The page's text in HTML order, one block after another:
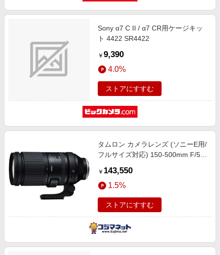
Sony α7 C II / α7 CR用ケージキッ
ト 4422 SR4422
￥ 9,390
4.0%
ストアにすすむ
タムロン カメラレンズ (ソニーE用/
フルサイズ対応) 150-500mm F/5-
￥ 143,550
1.5%
ストアにすすむ